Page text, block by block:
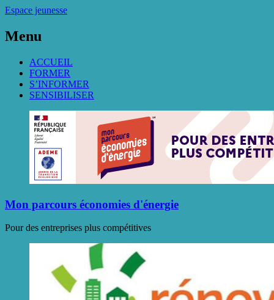
Espace jeunesse
Menu
ACCUEIL
FORMER
S’INFORMER
SENSIBILISER
Mon parcours économies d'énergie
Pour des entreprises plus compétitives